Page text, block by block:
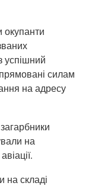
окупанти
успішний
силам
на адресу
на
на складі